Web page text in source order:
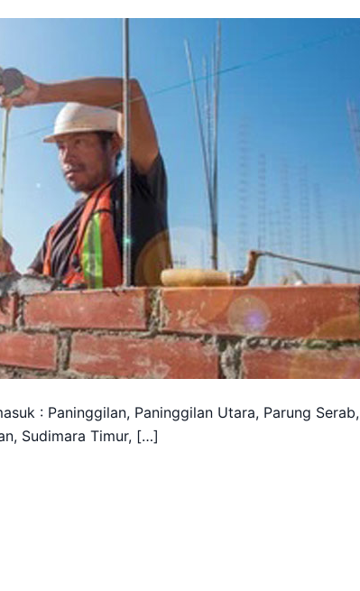
: Paninggilan, Paninggilan Utara, Parung Serab,
Sudimara Timur, […]